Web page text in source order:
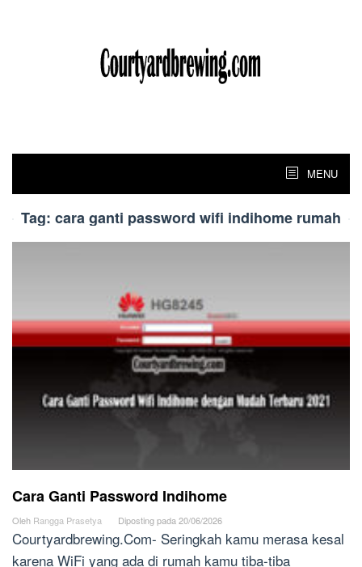
MENU
Tag: cara ganti password wifi indihome rumah
Cara Ganti Password Indihome
Oleh Rangga Prasetya Diposting pada 20/06/2026
Courtyardbrewing.Com- Seringkah kamu merasa kesal
karena WiFi yang ada di rumah kamu tiba-tiba